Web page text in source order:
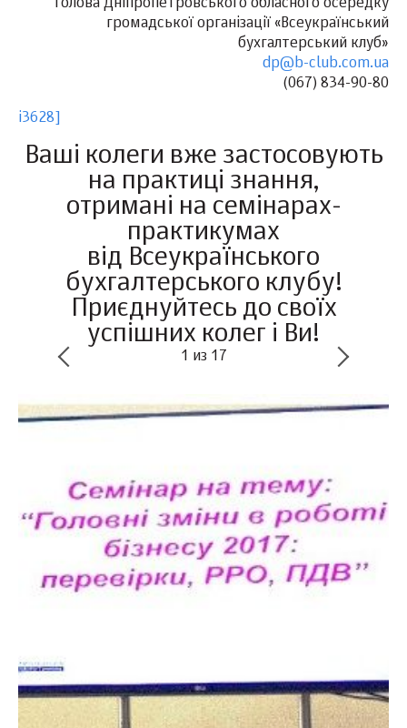
голова Дніпропетровського обласного осередку
громадської організації «Всеукраїнський
бухгалтерський клуб»
dp@b-club.com.ua
(067) 834-90-80
i3628]
Ваші колеги вже застосовують
на практиці знання,
отримані на семінарах-
практикумах
від Всеукраїнського
бухгалтерського клубу!
Приєднуйтесь до своїх
успішних колег і Ви!
1 из 17